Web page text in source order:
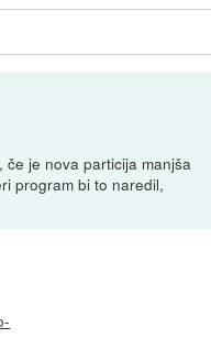
če je nova particija manjša
program bi to naredil,